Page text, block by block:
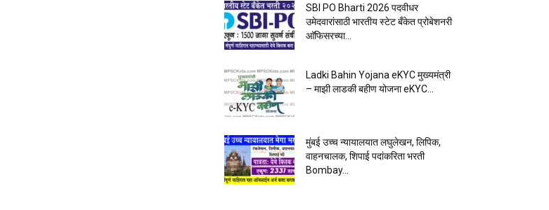
SBI PO Bharti 2026 पदवीधर
उमेदवारांसाठी भारतीय स्टेट बँकेत प्रोबेशनरी
आ‍ॅफिसरच्या...
Ladki Bahin Yojana eKYC मुख्यमंत्री
– माझी लाडकी बहीण योजना eKYC...
मुंबई उच्च न्यायालयात लघुलेखन, लिपिक,
वाहनचालक, शिपाई पदांकरिता भरती
Bombay...